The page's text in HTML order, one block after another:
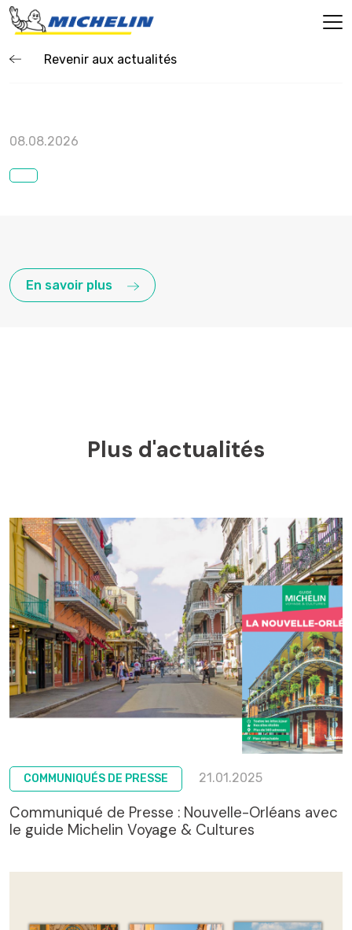
Revenir aux actualités
08.08.2026
En savoir plus
Plus d'actualités
COMMUNIQUÉS DE PRESSE 21.01.2025
Communiqué de Presse : Nouvelle-Orléans avec
le guide Michelin Voyage & Cultures